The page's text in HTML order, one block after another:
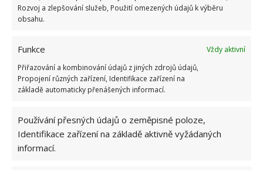
Rozvoj a zlepšování služeb, Použití omezených údajů k výběru
obsahu.
Funkce
Vždy aktivní
Přiřazování a kombinování údajů z jiných zdrojů údajů,
Propojení různých zařízení, Identifikace zařízení na
základě automaticky přenášených informací.
Používání přesných údajů o zeměpisné poloze,
Identifikace zařízení na základě aktivně vyžádaných
informací.
Přidejte svůj názor
KOMENTOVAT